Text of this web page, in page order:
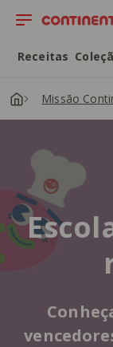
Saltar para
Receitas
Missão